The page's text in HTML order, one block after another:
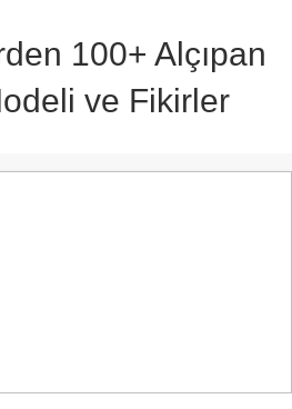
100+ Alçıpan
ve Fikirler